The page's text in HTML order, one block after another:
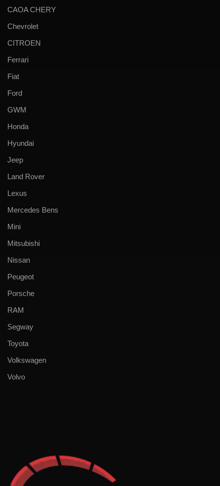
CAOA CHERY
Chevrolet
CITROEN
Ferrari
Fiat
Ford
GWM
Honda
Hyundai
Jeep
Land Rover
Lexus
Mercedes Bens
Mini
Mitsubishi
Nissan
Peugeot
Porsche
RAM
Segway
Toyota
Volkswagen
Volvo